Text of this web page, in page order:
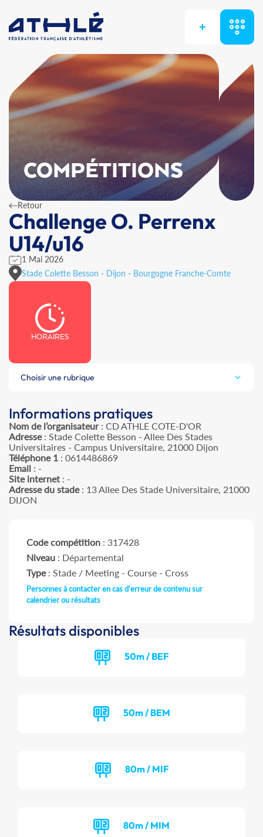
+
COMPÉTITIONS
Retour
Challenge O. Perrenx
U14/u16
1 Mai 2026
Stade Colette Besson - Dijon - Bourgogne Franche-Comte
HORAIRES
Choisir une rubrique
Informations pratiques
Nom de l’organisateur: CD ATHLE COTE-D'OR
Adresse: Stade Colette Besson - Allee Des Stades
Universitaires - Campus Universitaire, 21000 Dijon
Téléphone 1 : 0614486869
Email : -
Site internet : -
Adresse du stade: 13 Allee Des Stade Universitaire, 21000
DIJON
Code compétition : 317428
Niveau : Départemental
Type: Stade / Meeting - Course - Cross
Personnes à contacter en cas d'erreur de contenu sur
calendrier ou résultats
Résultats disponibles
50m / BEF
50m / BEM
80m / MIF
80m / MIM